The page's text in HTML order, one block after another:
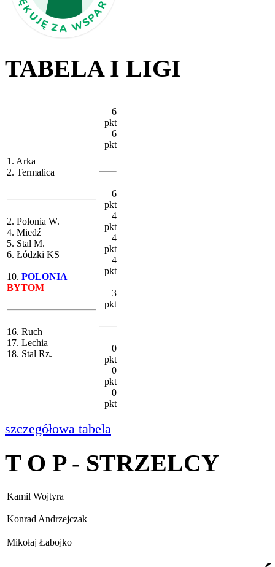
TABELA I LIGI
1. Arka
2. Termalica
2. Polonia W.
4. Miedź
5. Stal M.
6. Łódzki KS
10. POLONIA
BYTOM
16. Ruch
17. Lechia
18. Stal Rz.
6
pkt
6
pkt
6
pkt
4
pkt
4
pkt
4
pkt
3
pkt
0
pkt
0
pkt
0
pkt
szczegółowa tabela
T O P - STRZELCY
Kamil Wojtyra
Konrad Andrzejczak
Mikołaj Łabojko